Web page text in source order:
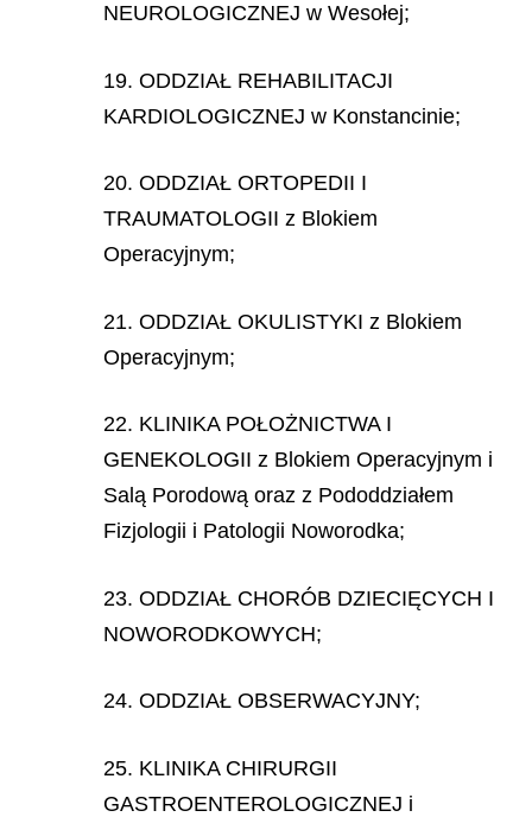
NEUROLOGICZNEJ w Wesołej;
19. ODDZIAŁ REHABILITACJI
KARDIOLOGICZNEJ w Konstancinie;
20. ODDZIAŁ ORTOPEDII I
TRAUMATOLOGII z Blokiem
Operacyjnym;
21. ODDZIAŁ OKULISTYKI z Blokiem
Operacyjnym;
22. KLINIKA POŁOŻNICTWA I
GENEKOLOGII z Blokiem Operacyjnym i
Salą Porodową oraz z Pododdziałem
Fizjologii i Patologii Noworodka;
23. ODDZIAŁ CHORÓB DZIECIĘCYCH I
NOWORODKOWYCH;
24. ODDZIAŁ OBSERWACYJNY;
25. KLINIKA CHIRURGII
GASTROENTEROLOGICZNEJ i